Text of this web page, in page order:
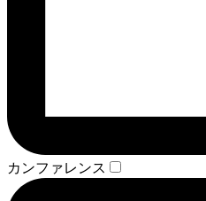
カンファレンス